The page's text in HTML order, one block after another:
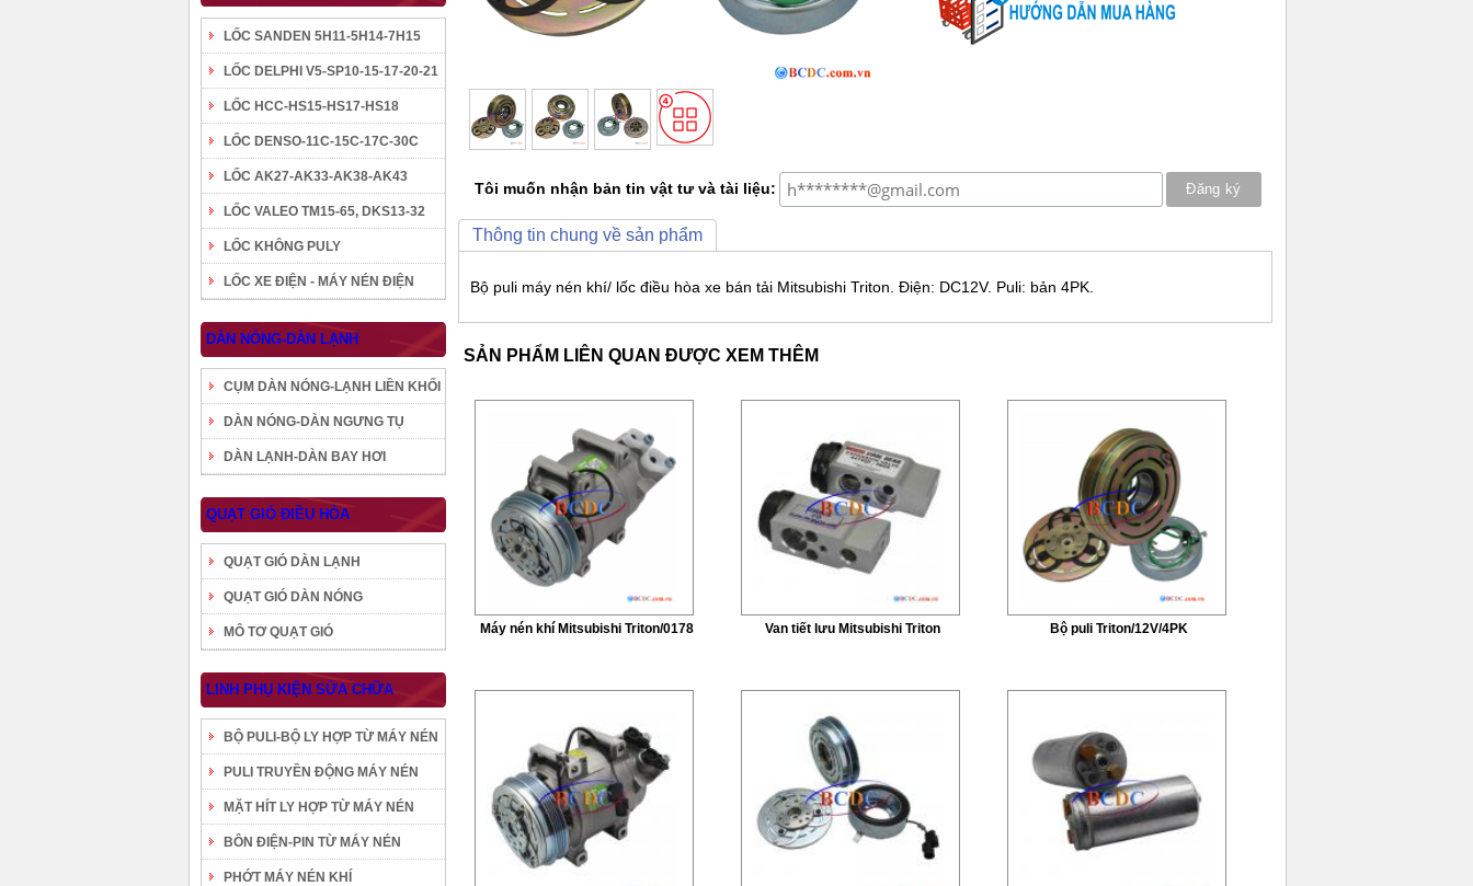
LỐC SANDEN 5H11-5H14-7H15
LỐC DELPHI V5-SP10-15-17-20-21
LỐC HCC-HS15-HS17-HS18
LỐC DENSO-11C-15C-17C-30C
LỐC AK27-AK33-AK38-AK43
LỐC VALEO TM15-65, DKS13-32
LỐC KHÔNG PULY
LỐC XE ĐIỆN - MÁY NÉN ĐIỆN
DÀN NÓNG-DÀN LẠNH
CỤM DÀN NÓNG-LẠNH LIỀN KHỐI
DÀN NÓNG-DÀN NGƯNG TỤ
DÀN LẠNH-DÀN BAY HƠI
QUẠT GIÓ ĐIỀU HÒA
QUẠT GIÓ DÀN LẠNH
QUẠT GIÓ DÀN NÓNG
MÔ TƠ QUẠT GIÓ
LINH PHỤ KIỆN SỬA CHỮA
BỘ PULI-BỘ LY HỢP TỪ MÁY NÉN
PULI TRUYỀN ĐỘNG MÁY NÉN
MẶT HÍT LY HỢP TỪ MÁY NÉN
BÔN ĐIỆN-PIN TỪ MÁY NÉN
PHỚT MÁY NÉN KHÍ
Tôi muốn nhận bản tin vật tư và tài liệu:
Thông tin chung về sản phẩm
Bộ puli máy nén khí/ lốc điều hòa xe bán tải Mitsubishi Triton. Điện: DC12V. Puli: bản 4PK.
SẢN PHẨM LIÊN QUAN ĐƯỢC XEM THÊM
Máy nén khí Mitsubishi Triton/0178 Van tiết lưu Mitsubishi Triton Bộ puli Triton/12V/4PK